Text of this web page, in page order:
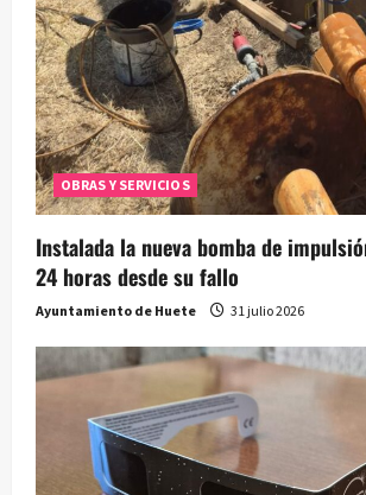
OBRAS Y SERVICIOS
Instalada la nueva bomba de
24 horas desde su fallo
Ayuntamiento de Huete 31 julio 2026